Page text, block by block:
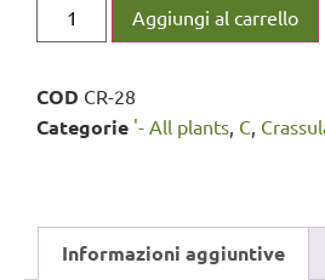
Aggiungi al carrello
COD CR-28
Categorie '- All plants, C,
Informazioni aggiuntive